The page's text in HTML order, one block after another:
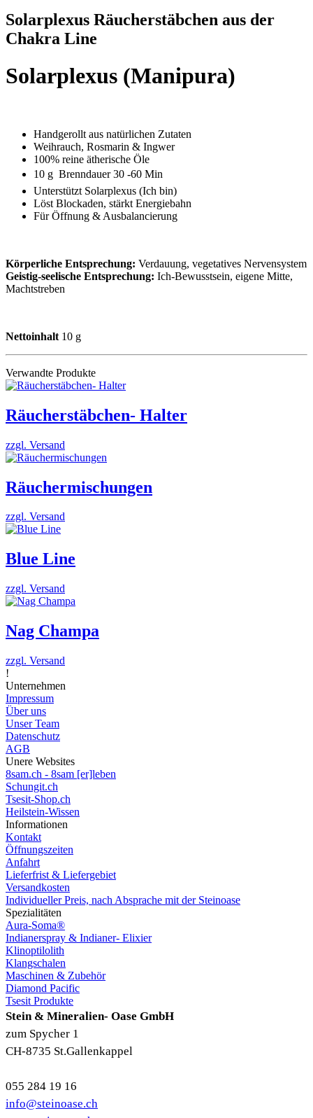
Solarplexus Räucherstäbchen aus der
Chakra Line
Solarplexus (Manipura)
Handgerollt aus natürlichen Zutaten
Weihrauch, Rosmarin & Ingwer
100% reine ätherische Öle
10 g  Brenndauer 30 -60 Min
Unterstützt Solarplexus (Ich bin)
Löst Blockaden, stärkt Energiebahn
Für Öffnung & Ausbalancierung
Körperliche Entsprechung: Verdauung, vegetatives Nervensystem
Geistig-seelische Entsprechung: Ich-Bewusstsein, eigene Mitte,
Machtstreben
Nettoinhalt 10 g
Verwandte Produkte
Räucherstäbchen- Halter
zzgl. Versand
Räuchermischungen
zzgl. Versand
Blue Line
zzgl. Versand
Nag Champa
zzgl. Versand
!
Unternehmen
Impressum
Über uns
Unser Team
Datenschutz
AGB
Unere Websites
8sam.ch - 8sam [er]leben
Schungit.ch
Tsesit-Shop.ch
Heilstein-Wissen
Informationen
Kontakt
Öffnungszeiten
Anfahrt
Lieferfrist & Liefergebiet
Versandkosten
Individueller Preis, nach Absprache mit der Steinoase
Spezialitäten
Aura-Soma®
Indianerspray & Indianer- Elixier
Klinoptilolith
Klangschalen
Maschinen & Zubehör
Diamond Pacific
Tsesit Produkte
Stein & Mineralien- Oase GmbH
zum Spycher 1
CH-8735 St.Gallenkappel
055 284 19 16
info@steinoase.ch